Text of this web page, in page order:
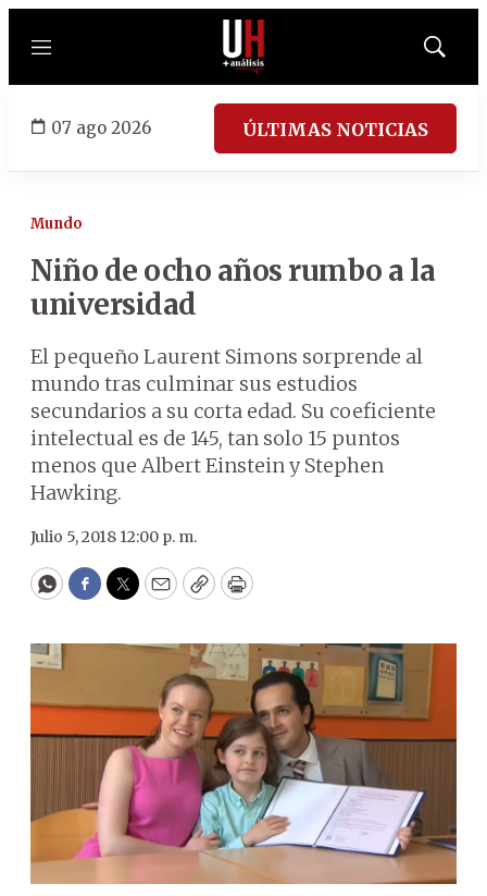
Menú
Mostrar
07 ago 2026 ÚLTIMAS NOTICIAS
Mundo
Niño de ocho años rumbo a la
universidad
El pequeño Laurent Simons sorprende al
mundo tras culminar sus estudios
secundarios a su corta edad. Su coeficiente
intelectual es de 145, tan solo 15 puntos
menos que Albert Einstein y Stephen
Hawking.
Julio 5, 2018 12:00 p. m.
WhatsApp
Facebook
Twitter
EmailCopyPrint